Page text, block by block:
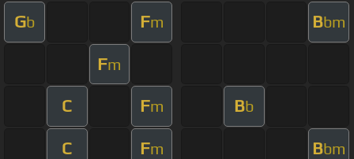
Gb Fm Bbm
Fm
C Fm Bb
C Fm Bbm